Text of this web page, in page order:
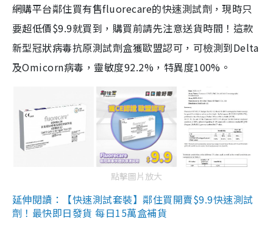
網購平台鄰住買有售fluorecare的快速測試劑，現時只
要超低價$9.9就買到，購買前請先注意送貨時間！這款
新型冠狀病毒抗原測試劑盒獲歐盟認可，可檢測到Delta
及Omicorn病毒，靈敏度92.2%，特異度100%。
點擊圖片放大
延伸閱讀：【快速測試套裝】鄰住買開賣$9.9快速測試
劑！最快即日發貨 每日15萬盒補貨